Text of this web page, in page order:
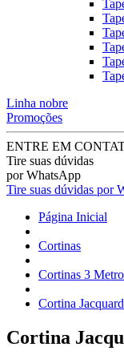
Linha nobre
Promoções
ENTRE EM
Tire suas dúvidas
por WhatsApp
Tire suas dúvidas por
Página Inicial
Cortinas
Cortinas 3
Cortina
Cortina